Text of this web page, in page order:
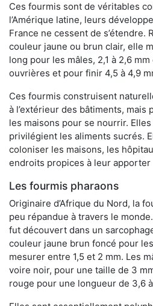
Ces fourmis sont de véritables
l’Amérique latine, leurs
France ne cessent de s’étendre.
couleur jaune ou brun clair, elle
long pour les mâles, 2,1 à 2,6
ouvrières et pour finir 4,5 à 4,9
Ces fourmis construisent
à l’extérieur des bâtiments, mais
les maisons pour se nourrir.
privilégient les aliments sucrés.
coloniser les maisons, les
endroits propices à leur
Les fourmis pharaons
Originaire d’Afrique du Nord, la
peu répandue à travers le
fut découvert dans un
couleur jaune brun foncé pour
mesurer entre 1,5 et 2 mm. Les
voire noir, pour une taille de 3
rouge pour une longueur de 3,6